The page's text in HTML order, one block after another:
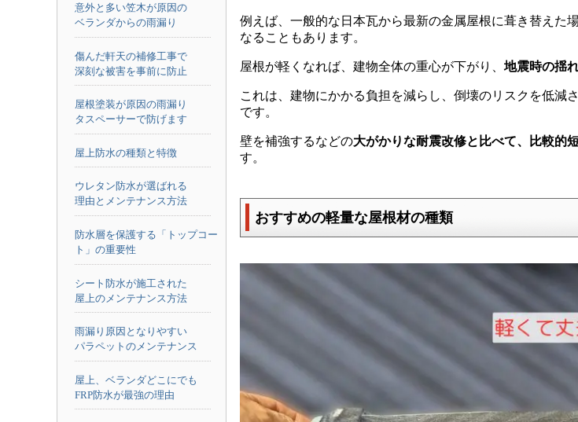
意外と多い笠木が原因の
ベランダからの雨漏り
傷んだ軒天の補修工事で
深刻な被害を事前に防止
屋根塗装が原因の雨漏り
タスペーサーで防げます
屋上防水の種類と特徴
ウレタン防水が選ばれる
理由とメンテナンス方法
防水層を保護する「トップコー
ト」の重要性
シート防水が施工された
屋上のメンテナンス方法
雨漏り原因となりやすい
パラペットのメンテナンス
屋上、ベランダどこにでも
FRP防水が最強の理由
例えば、一般的な日本瓦から最新の金属屋根に葺き替えた場
なることもあります。
屋根が軽くなれば、建物全体の重心が下がり、 地震時の揺
これは、建物にかかる負担を減らし、倒壊のリスクを低減
です。
壁を補強するなどの大がかりな耐震改修と比べて、比較的
す。
おすすめの軽量な屋根材の種類